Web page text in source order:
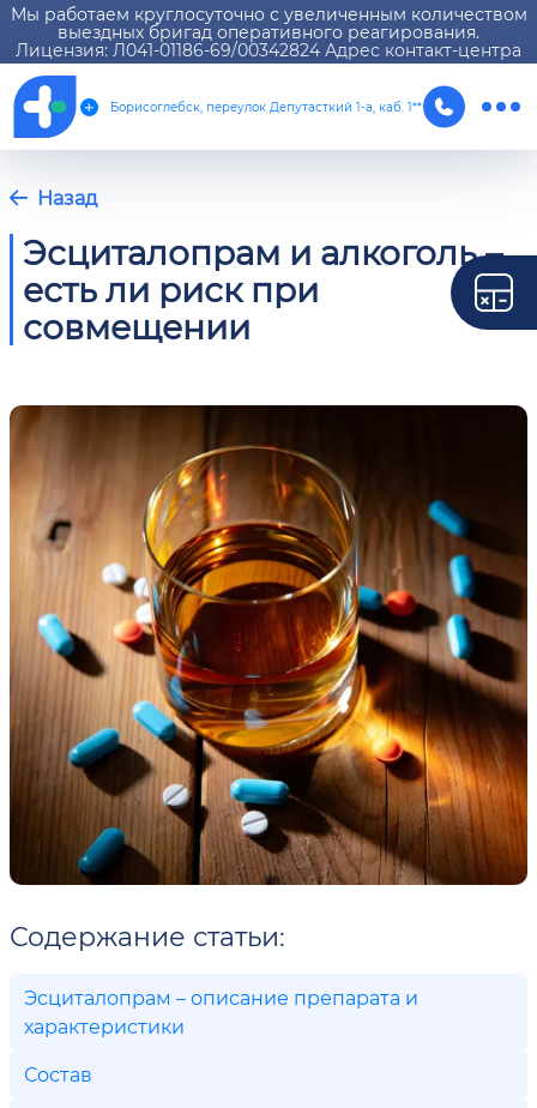
Мы работаем круглосуточно с увеличенным количеством
выездных бригад оперативного реагирования.
Лицензия: Л041-01186-69/00342824 Адрес контакт-центра
Борисоглебск, переулок Депутасткий 1-а, каб. 1**
Назад
Эсциталопрам и алкоголь –
есть ли риск при
совмещении
Содержание статьи:
Эсциталопрам – описание препарата и
характеристики
Состав